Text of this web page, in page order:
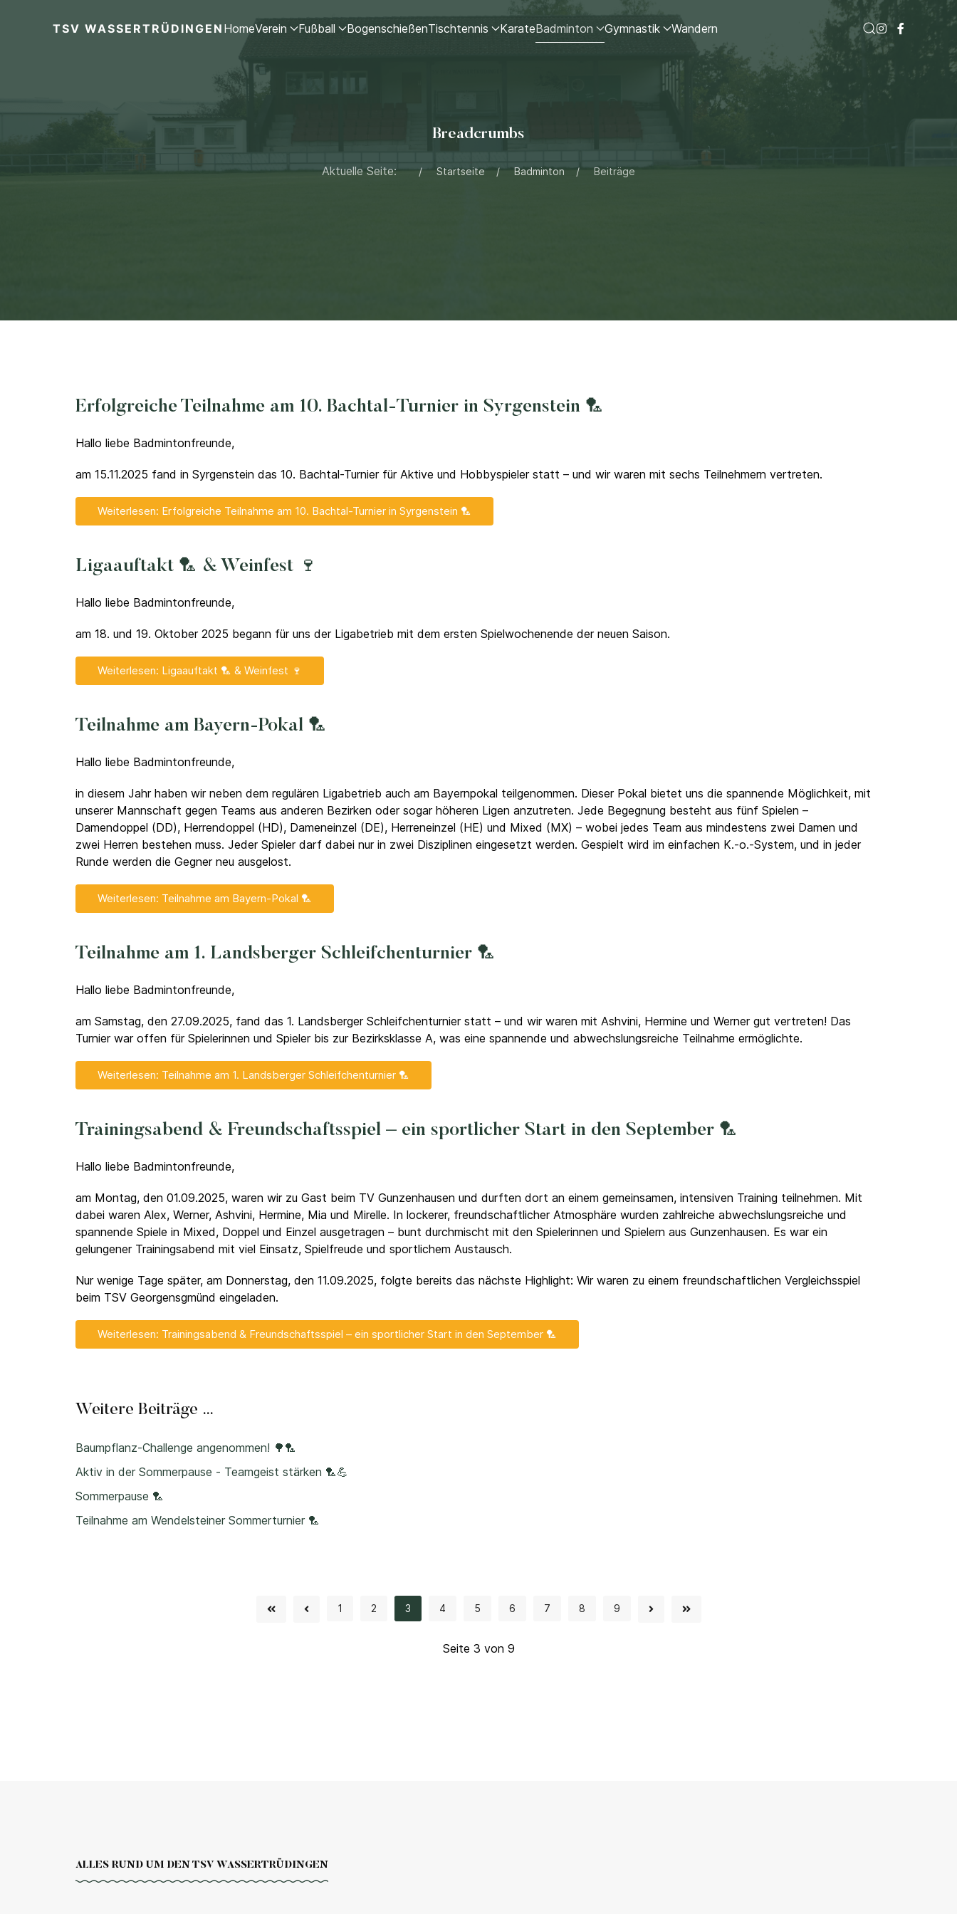
TSV WASSERTRÜDINGEN HomeVerein Fußball BogenschießenTischtennis KarateBadminton Gymnastik Wandern
Breadcrumbs
Aktuelle Seite: Startseite Badminton Beiträge
Erfolgreiche Teilnahme am 10. Bachtal-Turnier in Syrgenstein 🏸
Hallo liebe Badmintonfreunde,
am 15.11.2025 fand in Syrgenstein das 10. Bachtal-Turnier für Aktive und Hobbyspieler statt – und wir waren mit sechs Teilnehmern vertreten.
Weiterlesen: Erfolgreiche Teilnahme am 10. Bachtal-Turnier in Syrgenstein 🏸
Ligaauftakt 🏸 & Weinfest 🍷
Hallo liebe Badmintonfreunde,
am 18. und 19. Oktober 2025 begann für uns der Ligabetrieb mit dem ersten Spielwochenende der neuen Saison.
Weiterlesen: Ligaauftakt 🏸 & Weinfest 🍷
Teilnahme am Bayern-Pokal 🏸
Hallo liebe Badmintonfreunde,
in diesem Jahr haben wir neben dem regulären Ligabetrieb auch am Bayernpokal teilgenommen. Dieser Pokal bietet uns die spannende Möglichkeit, mit
unserer Mannschaft gegen Teams aus anderen Bezirken oder sogar höheren Ligen anzutreten. Jede Begegnung besteht aus fünf Spielen –
Damendoppel (DD), Herrendoppel (HD), Dameneinzel (DE), Herreneinzel (HE) und Mixed (MX) – wobei jedes Team aus mindestens zwei Damen und
zwei Herren bestehen muss. Jeder Spieler darf dabei nur in zwei Disziplinen eingesetzt werden. Gespielt wird im einfachen K.-o.-System, und in jeder
Runde werden die Gegner neu ausgelost.
Weiterlesen: Teilnahme am Bayern-Pokal 🏸
Teilnahme am 1. Landsberger Schleifchenturnier 🏸
Hallo liebe Badmintonfreunde,
am Samstag, den 27.09.2025, fand das 1. Landsberger Schleifchenturnier statt – und wir waren mit Ashvini, Hermine und Werner gut vertreten! Das
Turnier war offen für Spielerinnen und Spieler bis zur Bezirksklasse A, was eine spannende und abwechslungsreiche Teilnahme ermöglichte.
Weiterlesen: Teilnahme am 1. Landsberger Schleifchenturnier 🏸
Trainingsabend & Freundschaftsspiel – ein sportlicher Start in den September 🏸
Hallo liebe Badmintonfreunde,
am Montag, den 01.09.2025, waren wir zu Gast beim TV Gunzenhausen und durften dort an einem gemeinsamen, intensiven Training teilnehmen. Mit
dabei waren Alex, Werner, Ashvini, Hermine, Mia und Mirelle. In lockerer, freundschaftlicher Atmosphäre wurden zahlreiche abwechslungsreiche und
spannende Spiele in Mixed, Doppel und Einzel ausgetragen – bunt durchmischt mit den Spielerinnen und Spielern aus Gunzenhausen. Es war ein
gelungener Trainingsabend mit viel Einsatz, Spielfreude und sportlichem Austausch.
Nur wenige Tage später, am Donnerstag, den 11.09.2025, folgte bereits das nächste Highlight: Wir waren zu einem freundschaftlichen Vergleichsspiel
beim TSV Georgensgmünd eingeladen.
Weiterlesen: Trainingsabend & Freundschaftsspiel – ein sportlicher Start in den September 🏸
Weitere Beiträge …
Baumpflanz-Challenge angenommen! 🌳🏸
Aktiv in der Sommerpause - Teamgeist stärken 🏸💪
Sommerpause 🏸
Teilnahme am Wendelsteiner Sommerturnier 🏸
1 2 3 4 5 6 7 8 9
Seite 3 von 9
ALLES RUND UM DEN TSV WASSERTRÜDINGEN